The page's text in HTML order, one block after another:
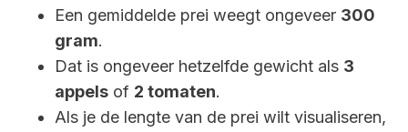
Een gemiddelde prei weegt ongeveer 300
gram.
Dat is ongeveer hetzelfde gewicht als 3
appels of 2 tomaten.
Als je de lengte van de prei wilt visualiseren,